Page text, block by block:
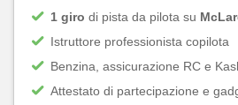
1 giro di pista da pilota su
Istruttore professionista copilota
Benzina, assicurazione RC e
Attestato di partecipazione e